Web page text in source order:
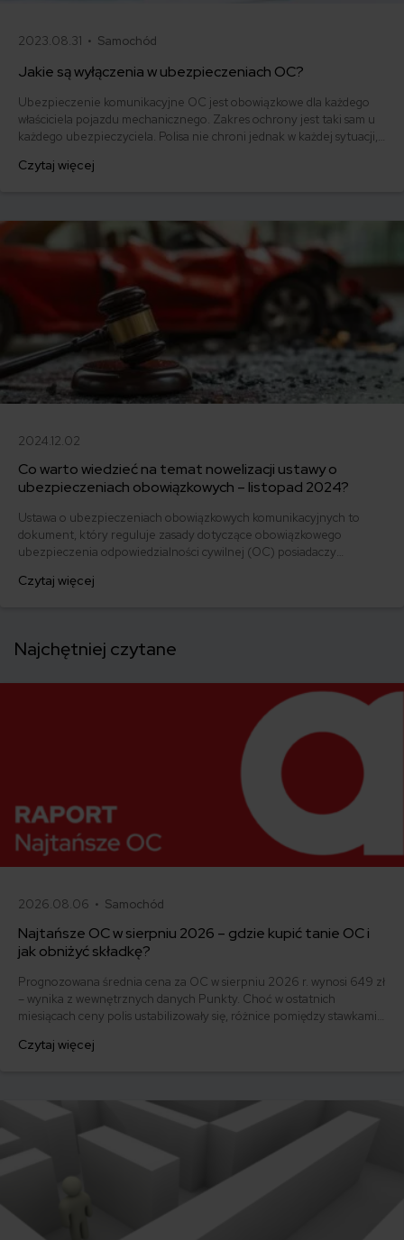
2023.08.31 • Samochód
Jakie są wyłączenia w ubezpieczeniach OC?
Ubezpieczenie komunikacyjne OC jest obowiązkowe dla każdego
właściciela pojazdu mechanicznego. Zakres ochrony jest taki sam u
każdego ubezpieczyciela. Polisa nie chroni jednak w każdej sytuacji,
Czytaj więcej
2024.12.02
Co warto wiedzieć na temat nowelizacji ustawy o
ubezpieczeniach obowiązkowych – listopad 2024?
Ustawa o ubezpieczeniach obowiązkowych komunikacyjnych to
dokument, który reguluje zasady dotyczące obowiązkowego
ubezpieczenia odpowiedzialności cywilnej (OC) posiadaczy
ustawy, znaczenie oraz konsekwencje braku ubezpieczenia? Jakie
Czytaj więcej
Najchętniej czytane
2026.08.06 • Samochód
Najtańsze OC w sierpniu 2026 – gdzie kupić tanie OC i
jak obniżyć składkę?
Prognozowana średnia cena za OC w sierpniu 2026 r. wynosi 649 zł
– wynika z wewnętrznych danych Punkty. Choć w ostatnich
miesiącach ceny polis ustabilizowały się, różnice pomiędzy stawkami
500 zł, inni – powyżej 1500 zł. Gdzie znaleźć najtańsze OC w Polsce
Czytaj więcej